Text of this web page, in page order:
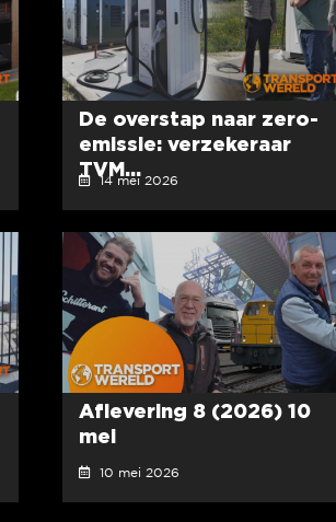
De overstap naar zero-
emissie: verzekeraar
TVM...
14 mei 2026
Aflevering 8 (2026) 10
mei
10 mei 2026